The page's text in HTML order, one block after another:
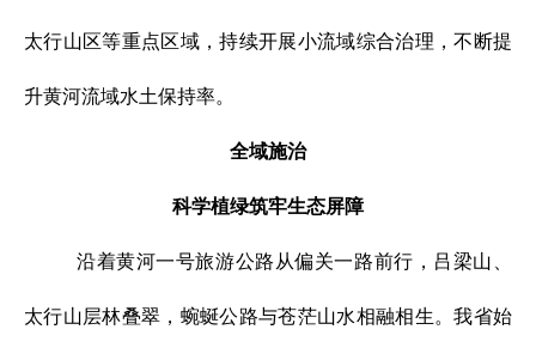
太行山区等重点区域，持续开展小流域综合治理，不断提
升黄河流域水土保持率。
全域施治
科学植绿筑牢生态屏障
沿着黄河一号旅游公路从偏关一路前行，吕梁山、
太行山层林叠翠，蜿蜒公路与苍茫山水相融相生。我省始